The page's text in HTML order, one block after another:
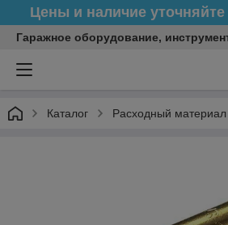
Цены и наличие
Гаражное оборудование,
Каталог Расходный